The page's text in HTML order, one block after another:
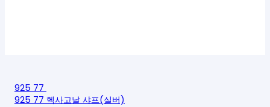
925 77
925 77 헥사고날 샤프(실버)